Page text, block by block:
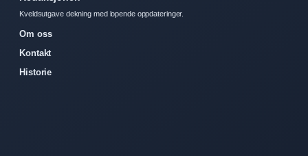
Kveldsutgave dekning med lopende oppdateringer.
Om oss
Kontakt
Historie